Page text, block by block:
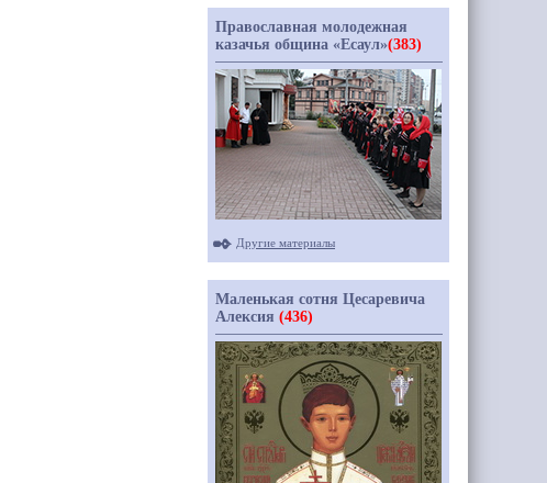
Православная молодежная
казачья община «Есаул»(383)
Другие материалы
Маленькая сотня Цесаревича
Алексия (436)